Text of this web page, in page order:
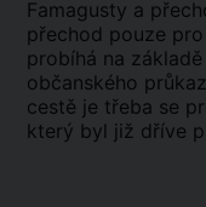
Famagusty a
přechod pouze
probíhá na
občanského
cestě je třeba se
který byl již dříve